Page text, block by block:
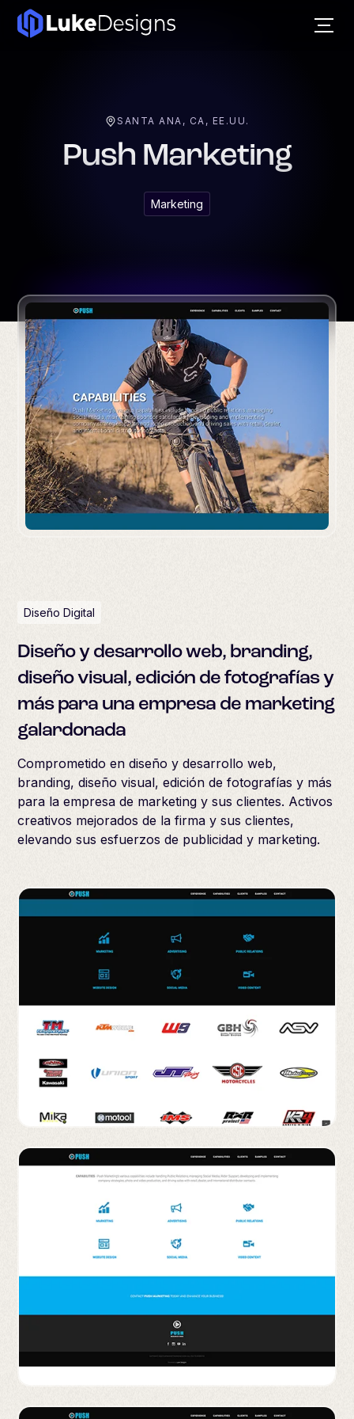
SANTA ANA, CA, EE.UU.
Push Marketing
Marketing
Diseño Digital
Diseño y desarrollo web, branding,
diseño visual, edición de fotografías y
más para una empresa de marketing
galardonada
Comprometido en diseño y desarrollo web,
branding, diseño visual, edición de fotografías y más
para la empresa de marketing y sus clientes. Activos
creativos mejorados de la firma y sus clientes,
elevando sus esfuerzos de publicidad y marketing.